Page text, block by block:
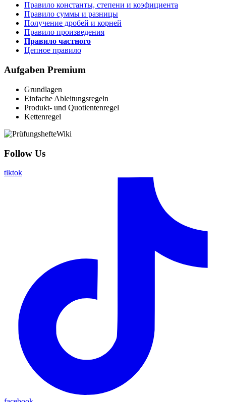
Правило константы, степени и коэфициента
Правило суммы и разницы
Получение дробей и корней
Правило произведения
Правило частного
Цепное правило
Aufgaben Premium
Grundlagen
Einfache Ableitungsregeln
Produkt- und Quotientenregel
Kettenregel
Follow Us
tiktok